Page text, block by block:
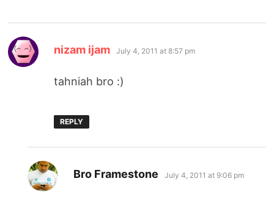
nizam ijam says:
July 4, 2011 at 8:57 pm
tahniah bro :)
REPLY
Bro Framestone says:
July 4, 2011 at 9:06 pm